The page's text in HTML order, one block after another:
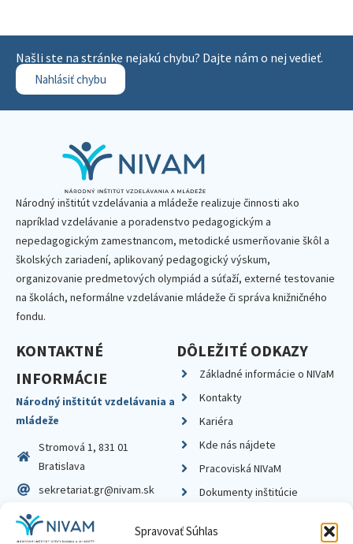
Spravovať Súhlas
Našli ste na stránke nejakú chybu? Dajte nám o nej vedieť.
Nahlásiť chybu
Národný inštitút vzdelávania a mládeže realizuje činnosti ako
napríklad vzdelávanie a poradenstvo pedagogickým a
nepedagogickým zamestnancom, metodické usmerňovanie škôl a
školských zariadení, aplikovaný pedagogický výskum,
organizovanie predmetových olympiád a súťaží, externé testovanie
na školách, neformálne vzdelávanie mládeže či správa knižničného
fondu.
KONTAKTNÉ
INFORMÁCIE
Národný inštitút vzdelávania a
mládeže
Stromová 1, 831 01
Bratislava
sekretariat.gr@nivam.sk
IČO: 00164348
DIČ: 2020798714
DÔLEŽITÉ ODKAZY
Základné informácie o NIVaM
Kontakty
Kariéra
Kde nás nájdete
Pracoviská NIVaM
Dokumenty inštitúcie